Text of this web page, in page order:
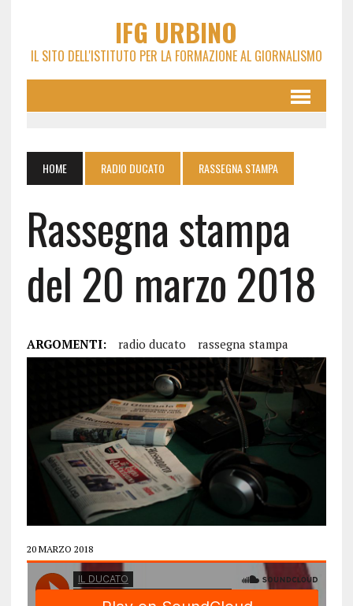
IFG URBINO
IL SITO DELL'ISTITUTO PER LA FORMAZIONE AL GIORNALISMO
HOME RADIO DUCATO RASSEGNA STAMPA
Rassegna stampa
del 20 marzo 2018
ARGOMENTI: radio ducato rassegna stampa
20 MARZO 2018